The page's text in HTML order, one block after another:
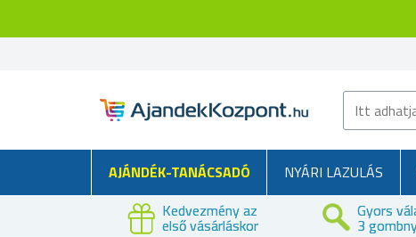
AJÁNDÉK-TANÁCSADÓ NYÁRI LAZULÁS
Kedvezmény az
első vásárláskor
Gyors
3